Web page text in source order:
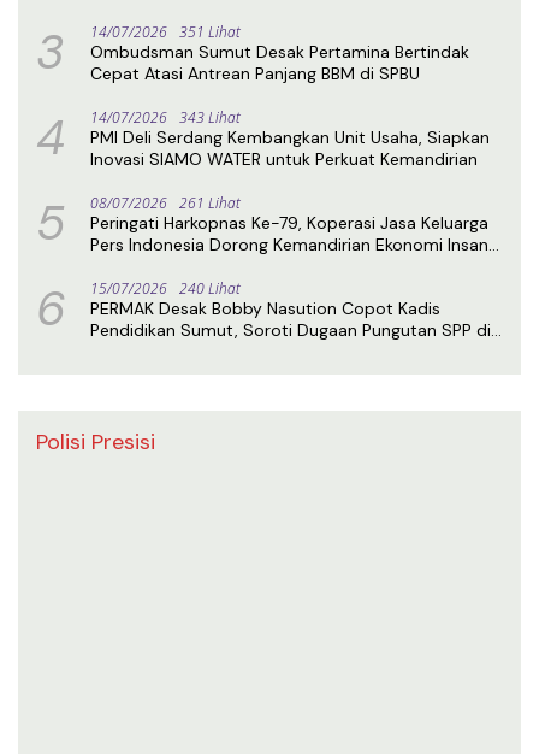
3 14/07/2026 351 Lihat
Ombudsman Sumut Desak Pertamina Bertindak
Cepat Atasi Antrean Panjang BBM di SPBU
4 14/07/2026 343 Lihat
PMI Deli Serdang Kembangkan Unit Usaha, Siapkan
Inovasi SIAMO WATER untuk Perkuat Kemandirian
5 08/07/2026 261 Lihat
Peringati Harkopnas Ke-79, Koperasi Jasa Keluarga
Pers Indonesia Dorong Kemandirian Ekonomi Insan
6 15/07/2026 240 Lihat
PERMAK Desak Bobby Nasution Copot Kadis
Pendidikan Sumut, Soroti Dugaan Pungutan SPP di
Polisi Presisi